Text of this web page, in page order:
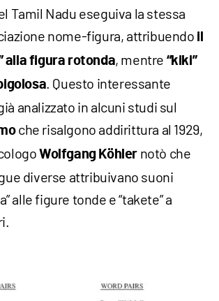
Tamil Nadu eseguiva la stessa
nome-figura, attribuendo il
alla figura rotonda, mentre “kiki”
. Questo interessante
analizzato in alcuni studi sul
che risalgono addirittura al 1929,
Wolfgang Köhler notò che
diverse attribuivano suoni
alle figure tonde e “takete” a